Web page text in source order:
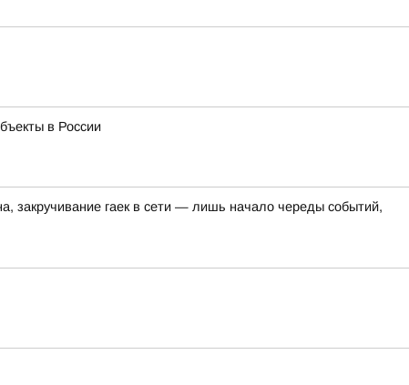
в России
закручивание гаек в сети — лишь начало череды событий,